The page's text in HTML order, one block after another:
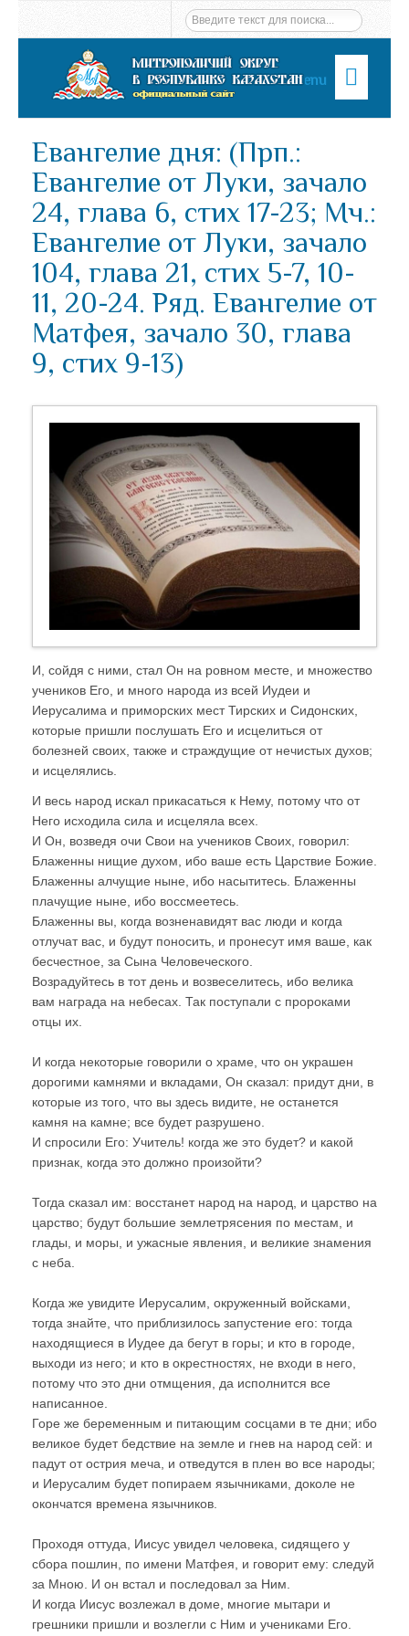
Menu
Евангелие дня: (Прп.:
Евангелие от Луки, зачало
24, глава 6, стих 17-23; Мч.:
Евангелие от Луки, зачало
104, глава 21, стих 5-7, 10-
11, 20-24. Ряд. Евангелие от
Матфея, зачало 30, глава
9, стих 9-13)
И, сойдя с ними, стал Он на ровном месте, и множество
учеников Его, и много народа из всей Иудеи и
Иерусалима и приморских мест Тирских и Сидонских,
которые пришли послушать Его и исцелиться от
болезней своих, также и страждущие от нечистых духов;
и исцелялись.
И весь народ искал прикасаться к Нему, потому что от
Него исходила сила и исцеляла всех.
И Он, возведя очи Свои на учеников Своих, говорил:
Блаженны нищие духом, ибо ваше есть Царствие Божие.
Блаженны алчущие ныне, ибо насытитесь. Блаженны
плачущие ныне, ибо воссмеетесь.
Блаженны вы, когда возненавидят вас люди и когда
отлучат вас, и будут поносить, и пронесут имя ваше, как
бесчестное, за Сына Человеческого.
Возрадуйтесь в тот день и возвеселитесь, ибо велика
вам награда на небесах. Так поступали с пророками
отцы их.
И когда некоторые говорили о храме, что он украшен
дорогими камнями и вкладами, Он сказал: придут дни, в
которые из того, что вы здесь видите, не останется
камня на камне; все будет разрушено.
И спросили Его: Учитель! когда же это будет? и какой
признак, когда это должно произойти?
Тогда сказал им: восстанет народ на народ, и царство на
царство; будут большие землетрясения по местам, и
глады, и моры, и ужасные явления, и великие знамения
с неба.
Когда же увидите Иерусалим, окруженный войсками,
тогда знайте, что приблизилось запустение его: тогда
находящиеся в Иудее да бегут в горы; и кто в городе,
выходи из него; и кто в окрестностях, не входи в него,
потому что это дни отмщения, да исполнится все
написанное.
Горе же беременным и питающим сосцами в те дни; ибо
великое будет бедствие на земле и гнев на народ сей: и
падут от острия меча, и отведутся в плен во все народы;
и Иерусалим будет попираем язычниками, доколе не
окончатся времена язычников.
Проходя оттуда, Иисус увидел человека, сидящего у
сбора пошлин, по имени Матфея, и говорит ему: следуй
за Мною. И он встал и последовал за Ним.
И когда Иисус возлежал в доме, многие мытари и
грешники пришли и возлегли с Ним и учениками Его.